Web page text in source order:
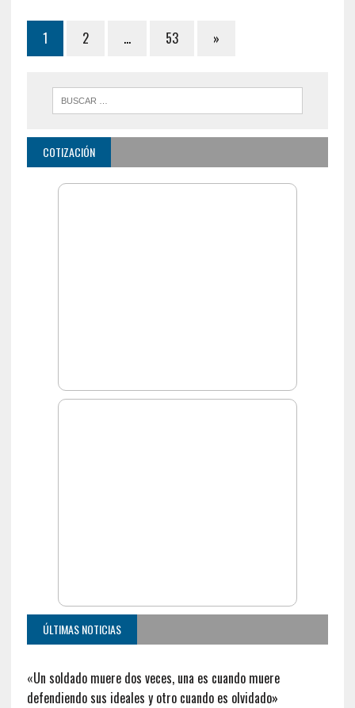
1 2 … 53 »
COTIZACIÓN
ÚLTIMAS NOTICIAS
«Un soldado muere dos veces, una es cuando muere
defendiendo sus ideales y otro cuando es olvidado»